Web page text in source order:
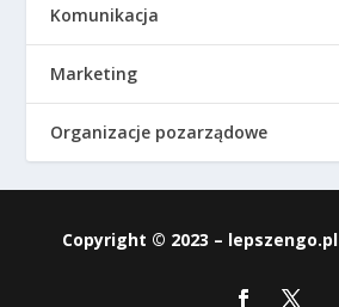
Komunikacja
Marketing
Organizacje pozarządowe
Copyright © 2023 – lepszengo.pl